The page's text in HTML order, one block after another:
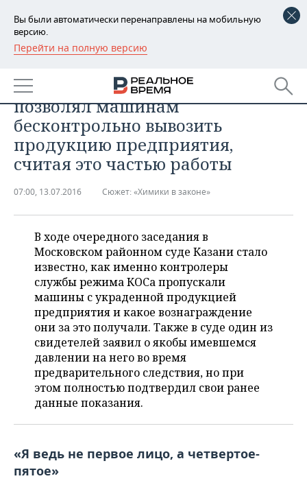
Вы были автоматически перенаправлены на мобильную
версию.
Перейти на полную версию
РЕГИОНЫ
БАШКОРТОСТАН
ТАТАРСТАН
УДМУРТИЯ
НОВОСТИ
АНАЛИТИКА
НОВОСТИ АНАЛИТИКИ
ВУЗЫ ТАТАРСТАНА
КОМУ ПРИНАДЛЕЖАТ
ТОРГОВЫЕ ЦЕНТРЫ
ТАТАРСТАНА
ЭКОНОМИКА
БАНКИ
БЮДЖЕТ
ИНВЕСТИЦИИ
ПРОМЫШЛЕННОСТИ
АГРОПРОМ
МАШИНОСТРОЕНИЕ
НЕФТЕХИМИЯ
НЕФТЬ
ОПК
ЭНЕРГЕТИКА
НОВОСТИ НЕДВИЖИМОСТИ
АВТО
НОВОСТИ АВТО
БИЗНЕС
НОВОСТИ БИЗНЕСА
РОЗНИЧНАЯ ТОРГОВЛЯ
ТРАНСПОРТ
УСЛУГИ
ТЕХНОЛОГИИ
НОВОСТИ ТЕХНОЛОГИЙ
МЕДИА
ТЕЛЕКОММУНИКАЦИИ
МЕРОПРИЯТИЯ
НОВОСТИ МЕРОПРИЯТИЙ
ВЫЕЗДНАЯ РЕДАКЦИЯ
БИЗНЕС-БРАНЧИ
ONLINE-КОНФЕРЕНЦИИ
СПОРТ
НОВОСТИ СПОРТА
ФУТБОЛ
ХОККЕЙ
НОВОСТИ ОБЩЕСТВА
ВЛАСТЬ
ФОТОГАЛЕРЕЯ
СЮЖЕТЫ
КПП на «Казаньоргсинтезе»
позволял машинам
бесконтрольно вывозить
продукцию предприятия,
считая это частью работы
07:00, 13.07.2016 Сюжет: «Химики в законе»
В ходе очередного заседания в
Московском районном суде Казани стало
известно, как именно контролеры
службы режима КОСа пропускали
машины с украденной продукцией
предприятия и какое вознаграждение
они за это получали. Также в суде один из
свидетелей заявил о якобы имевшемся
давлении на него во время
предварительного следствия, но при
этом полностью подтвердил свои ранее
данные показания.
«Я ведь не первое лицо, а четвертое-
пятое»